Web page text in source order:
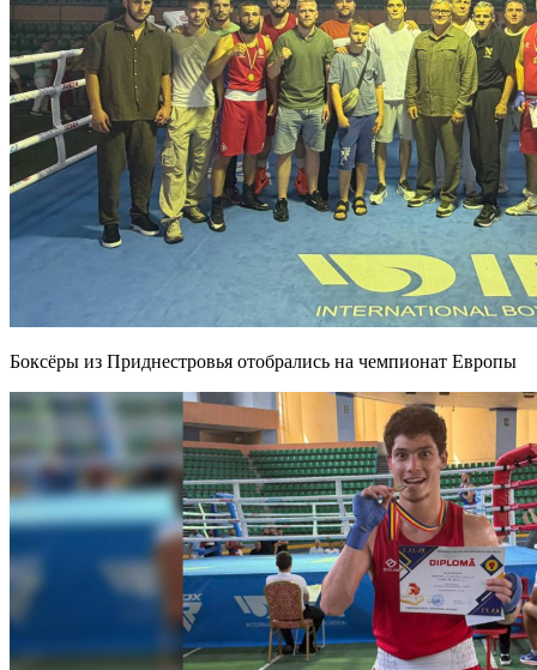
Боксёры из Приднестровья отобрались на чемпионат Европы